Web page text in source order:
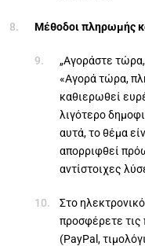
Μέθοδοι πληρωμής
„Αγοράστε
«Αγορά τώρα,
καθιερωθεί
λιγότερο
αυτά, το θέμα
απορριφθεί
αντίστοιχες
Στο
προσφέρετε τις
(PayPal,